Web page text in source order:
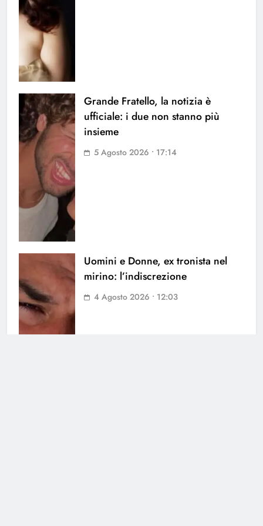
Grande Fratello, la notizia è
ufficiale: i due non stanno più
insieme
5 Agosto 2026 • 17:14
Uomini e Donne, ex tronista nel
mirino: l’indiscrezione
4 Agosto 2026 • 12:03